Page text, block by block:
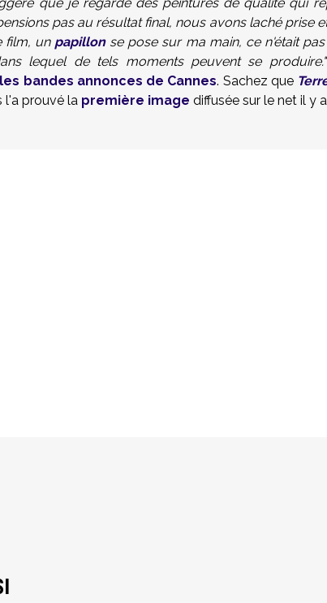
pas au résultat final, nous avons laché prise
film, un papillonse pose sur ma main, ce n'était
lequel de tels moments peuvent se produire."
bandes annonces de Cannes. Sachez que
l'a prouvé la première image diffusée sur le net il y